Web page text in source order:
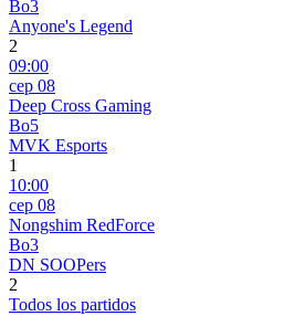
Bo3
Anyone's Legend
2
09:00
сер 08
Deep Cross Gaming
Bo5
MVK Esports
1
10:00
сер 08
Nongshim RedForce
Bo3
DN SOOPers
2
Todos los partidos